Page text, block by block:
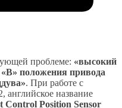
проблеме: «высокий
«B» положения привода
. При работе с
английское название
Control Position Sensor